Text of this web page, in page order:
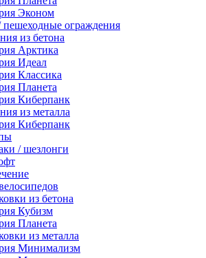
Эконом
ограждения
из бетона
Арктика
Идеал
Классика
Планета
Киберпанк
из металла
Киберпанк
/ шезлонги
из бетона
Кубизм
Планета
из металла
Минимализм